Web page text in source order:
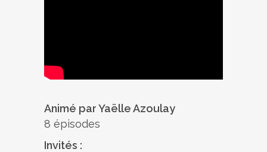
Animé par Yaëlle Azoulay
8 épisodes
Invités :